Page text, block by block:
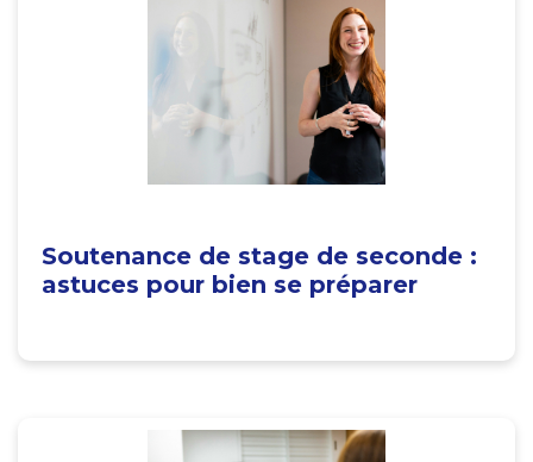
Soutenance de stage de seconde :
astuces pour bien se préparer